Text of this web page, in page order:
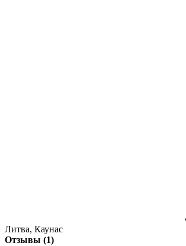
Литва, Каунас
Отзывы (1)